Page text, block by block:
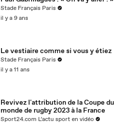
Stade Français Paris
il y a 9 ans
Le vestiaire comme si vous y étiez
Stade Français Paris
il y a 11 ans
Revivez l'attribution de la Coupe du
monde de rugby 2023 à la France
Sport24.com L’actu sport en vidéo